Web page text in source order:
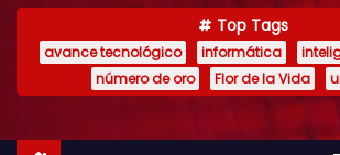
Top Tags
avance tecnológico informática
número de oro
Flor de la Vida